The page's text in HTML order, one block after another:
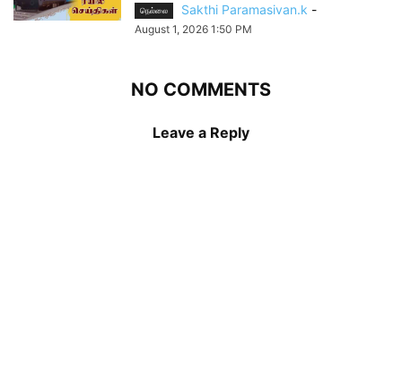
நெல்லை Sakthi Paramasivan.k -
August 1, 2026 1:50 PM
NO COMMENTS
Leave a Reply